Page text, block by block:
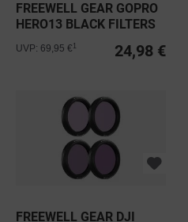
FREEWELL GEAR GOPRO
HERO13 BLACK FILTERS
24,98 €
UVP: 69,95 €
FREEWELL GEAR DJI